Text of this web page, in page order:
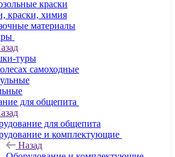
краски
краски, химия
материалы
туры
самоходные
для общепита
для общепита
и комплектующие
Назад